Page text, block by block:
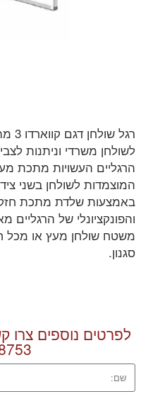
לשולחן משרדי וניתנות
הרגליים העשויות מתכת
המוצמדות לשולחן בשני
באמצעות שלדת מתכת
והפונקציונלי של
משטח שולחן מעץ או מכל
סגנון.
לפרטים נוספים צרו